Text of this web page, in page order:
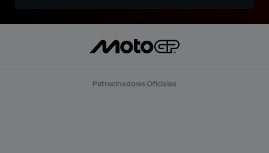
Patrocinadores Oficiales